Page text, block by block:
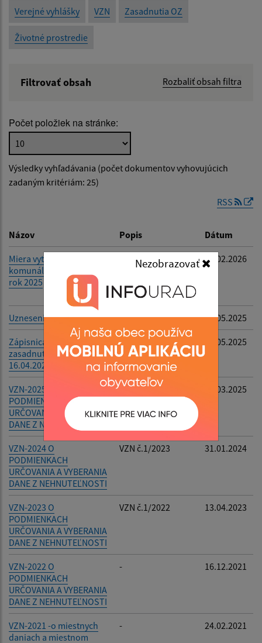
Nezobrazovať
Verejné vyhlášky VZN Zasadnutia OZ
Životné prostredie
Filtrovať obsah Rozbaliť obsah filtra
Popis:
Dátum zverejnenia od:
Reset
Počet položiek na stránke:
Výsledky vyhľadávania (počet dokumentov vyhovujúcich
zadaným kritériám: 25)
RSS
Názov Popis Dátum
Miera vytriedenia
komunálneho odpadu za
rok 2025
Miera vytriedenia
komunálneho
2025
23.02.2026
Uznesenie č.48-57 - 16.05.2025
Zápisnica z 16.
zasadnutia OZ - zo dňa
16.04.2025
- 16.05.2025
VZN-2025 O
PODMIENKACH
URČOVANIA A VYBERANIA
DANE Z NEHNUTEĽNOSTI
VZN č. 1/2024 26.03.2025
VZN-2024 O
PODMIENKACH
URČOVANIA A VYBERANIA
DANE Z NEHNUTEĽNOSTI
VZN č.1/2023 31.01.2024
VZN-2023 O
PODMIENKACH
URČOVANIA A VYBERANIA
DANE Z NEHNUTEĽNOSTI
VZN č.1/2022 13.04.2023
VZN-2022 O
PODMIENKACH
URČOVANIA A VYBERANIA
DANE Z NEHNUTEĽNOSTI
- 16.12.2021
VZN-2021 -o miestnych
daniach a miestnom
- 24.02.2021